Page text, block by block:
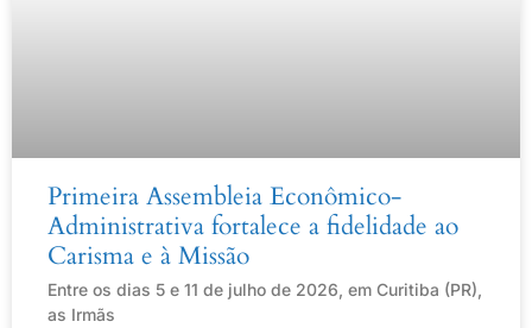
Primeira Assembleia Econômico-
Administrativa fortalece a fidelidade ao
Carisma e à Missão
Entre os dias 5 e 11 de julho de 2026, em Curitiba (PR),
as Irmãs